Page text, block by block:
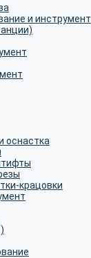
и инструмент
оснастка
крацовки